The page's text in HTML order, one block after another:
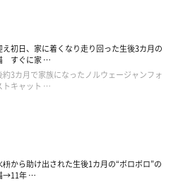
え初日、家に着くなり走り回った生後3カ月の
すぐに家 …
約3カ月で家族になったノルウェージャンフォ
トキャット …
枡から助け出された生後1カ月の“ボロボロ”の
→11年 …